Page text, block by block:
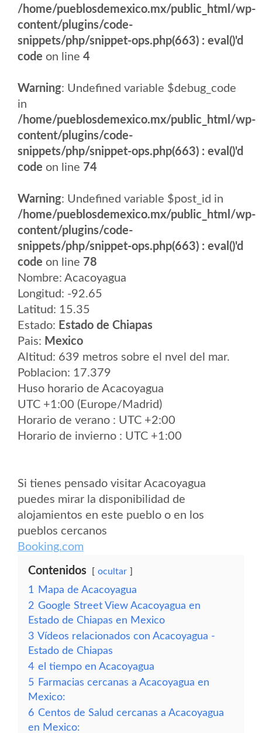
/home/pueblosdemexico.mx/public_html/wp-
content/plugins/code-
snippets/php/snippet-ops.php(663) : eval()'d
code on line 4
Warning: Undefined variable $debug_code
in
/home/pueblosdemexico.mx/public_html/wp-
content/plugins/code-
snippets/php/snippet-ops.php(663) : eval()'d
code on line 74
Warning: Undefined variable $post_id in
/home/pueblosdemexico.mx/public_html/wp-
content/plugins/code-
snippets/php/snippet-ops.php(663) : eval()'d
code on line 78
Nombre: Acacoyagua
Longitud: -92.65
Latitud: 15.35
Estado: Estado de Chiapas
Pais: Mexico
Altitud: 639 metros sobre el nvel del mar.
Poblacion: 17.379
Huso horario de Acacoyagua
UTC +1:00 (Europe/Madrid)
Horario de verano : UTC +2:00
Horario de invierno : UTC +1:00
Si tienes pensado visitar Acacoyagua
puedes mirar la disponibilidad de
alojamientos en este pueblo o en los
pueblos cercanos
Booking.com
Contenidos ocultar
1
Mapa de Acacoyagua
2 Google Street View Acacoyagua en
Estado de Chiapas en Mexico
3 Vídeos relacionados con Acacoyagua -
Estado de Chiapas
4 el tiempo en Acacoyagua
5 Farmacias cercanas a Acacoyagua en
Mexico:
6 Centos de Salud cercanas a Acacoyagua
en Mexico: